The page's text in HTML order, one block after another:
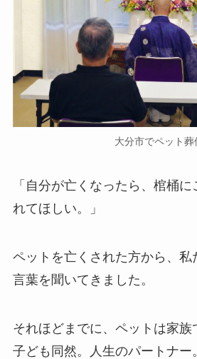
大分市でペット葬
「自分が亡くなったら、棺桶
れてほしい。」
ペットを亡くされた方から、私
言葉を聞いてきました。
それほどまでに、ペットは家族
子ども同然。人生のパートナー。